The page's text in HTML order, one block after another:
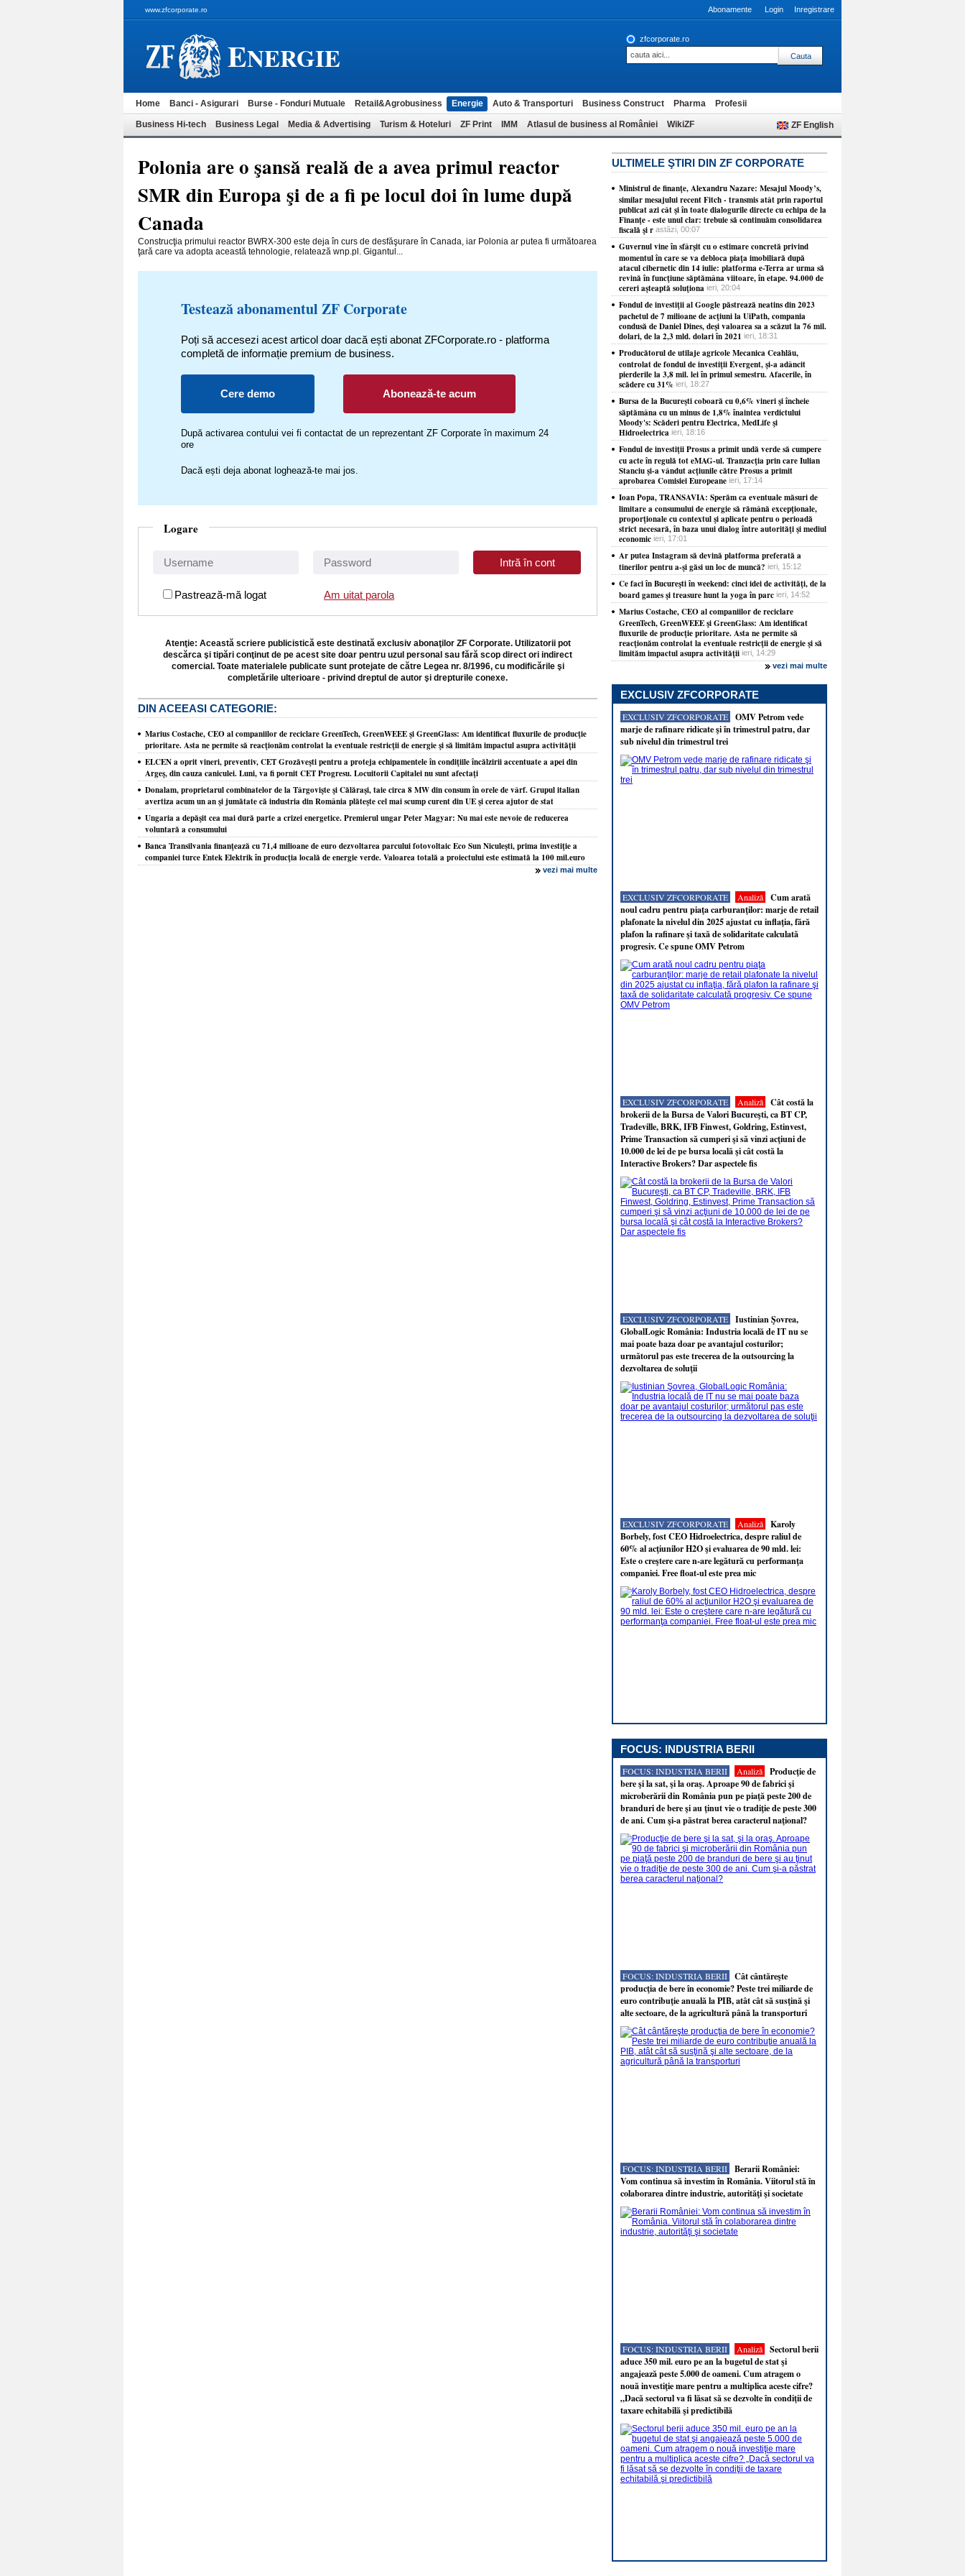
www.zfcorporate.ro Abonamente Login Inregistrare
ENERGIE
zfcorporate.ro
Home Banci - Asigurari Burse - Fonduri Mutuale Retail&Agrobusiness Energie Auto & Transporturi Business Construct Pharma Profesii
Business Hi-tech Business Legal Media & Advertising Turism & Hoteluri ZF Print IMM Atlasul de business al României WikiZF ZF English
Polonia are o şansă reală de a avea primul reactor
SMR din Europa şi de a fi pe locul doi în lume după
Canada
Construcţia primului reactor BWRX-300 este deja în curs de desfăşurare în Canada, iar Polonia ar putea fi următoarea
ţară care va adopta această tehnologie, relatează wnp.pl. Gigantul...
Testează abonamentul ZF Corporate
Poți să accesezi acest articol doar dacă ești abonat ZFCorporate.ro - platforma
completă de informație premium de business.
Cere demo Abonează-te acum
După activarea contului vei fi contactat de un reprezentant ZF Corporate în maximum 24
ore
Dacă ești deja abonat loghează-te mai jos.
Logare
Pastrează-mă logat Am uitat parola
Atenţie: Această scriere publicistică este destinată exclusiv abonaţilor ZF Corporate. Utilizatorii pot
descărca şi tipări conţinut de pe acest site doar pentru uzul personal sau fără scop direct ori indirect
comercial. Toate materialele publicate sunt protejate de către Legea nr. 8/1996, cu modificările şi
completările ulterioare - privind dreptul de autor şi drepturile conexe.
DIN ACEEASI CATEGORIE:
Marius Costache, CEO al companiilor de reciclare GreenTech, GreenWEEE şi GreenGlass: Am identificat fluxurile de producţie
prioritare. Asta ne permite să reacţionăm controlat la eventuale restricţii de energie şi să limităm impactul asupra activităţii
ELCEN a oprit vineri, preventiv, CET Grozăveşti pentru a proteja echipamentele în condiţiile încălzirii accentuate a apei din
Argeş, din cauza caniculei. Luni, va fi pornit CET Progresu. Locuitorii Capitalei nu sunt afectaţi
Donalam, proprietarul combinatelor de la Târgovişte şi Călăraşi, taie circa 8 MW din consum în orele de vârf. Grupul italian
avertiza acum un an şi jumătate că industria din România plăteşte cel mai scump curent din UE şi cerea ajutor de stat
Ungaria a depăşit cea mai dură parte a crizei energetice. Premierul ungar Peter Magyar: Nu mai este nevoie de reducerea
voluntară a consumului
Banca Transilvania finanţează cu 71,4 milioane de euro dezvoltarea parcului fotovoltaic Eco Sun Niculeşti, prima investiţie a
companiei turce Entek Elektrik în producţia locală de energie verde. Valoarea totală a proiectului este estimată la 100 mil.euro
vezi mai multe
ULTIMELE ŞTIRI DIN ZF CORPORATE
Ministrul de finanţe, Alexandru Nazare: Mesajul Moody’s,
similar mesajului recent Fitch - transmis atât prin raportul
publicat azi cât şi în toate dialogurile directe cu echipa de la
Finanţe - este unul clar: trebuie să continuăm consolidarea
fiscală şi r astăzi, 00:07
Guvernul vine în sfârşit cu o estimare concretă privind
momentul în care se va debloca piaţa imobiliară după
atacul cibernetic din 14 iulie: platforma e-Terra ar urma să
revină în funcţiune săptămâna viitoare, în etape. 94.000 de
cereri aşteaptă soluţiona ieri, 20:04
Fondul de investiţii al Google păstrează neatins din 2023
pachetul de 7 milioane de acţiuni la UiPath, compania
condusă de Daniel Dines, deşi valoarea sa a scăzut la 76 mil.
dolari, de la 2,3 mld. dolari în 2021 ieri, 18:31
Producătorul de utilaje agricole Mecanica Ceahlău,
controlat de fondul de investiţii Evergent, şi-a adâncit
pierderile la 3,8 mil. lei în primul semestru. Afacerile, în
scădere cu 31% ieri, 18:27
Bursa de la Bucureşti coboară cu 0,6% vineri şi încheie
săptămâna cu un minus de 1,8% înaintea verdictului
Moody's: Scăderi pentru Electrica, MedLife şi
Hidroelectrica ieri, 18:16
Fondul de investiţii Prosus a primit undă verde să cumpere
cu acte în regulă tot eMAG-ul. Tranzacţia prin care Iulian
Stanciu şi-a vândut acţiunile către Prosus a primit
aprobarea Comisiei Europeane ieri, 17:14
Ioan Popa, TRANSAVIA: Sperăm ca eventuale măsuri de
limitare a consumului de energie să rămână excepţionale,
proporţionale cu contextul şi aplicate pentru o perioadă
strict necesară, în baza unui dialog între autorităţi şi mediul
economic ieri, 17:01
Ar putea Instagram să devină platforma preferată a
tinerilor pentru a-şi găsi un loc de muncă? ieri, 15:12
Ce faci în Bucureşti în weekend: cinci idei de activităţi, de la
board games şi treasure hunt la yoga în parc ieri, 14:52
Marius Costache, CEO al companiilor de reciclare
GreenTech, GreenWEEE şi GreenGlass: Am identificat
fluxurile de producţie prioritare. Asta ne permite să
reacţionăm controlat la eventuale restricţii de energie şi să
limităm impactul asupra activităţii ieri, 14:29
vezi mai multe
EXCLUSIV ZFCORPORATE
EXCLUSIV ZFCORPORATE
OMV Petrom vede
marje de rafinare ridicate şi în trimestrul patru, dar
sub nivelul din trimestrul trei
EXCLUSIV ZFCORPORATE Analiză
Cum arată
noul cadru pentru piaţa carburanţilor: marje de retail
plafonate la nivelul din 2025 ajustat cu inflaţia, fără
plafon la rafinare şi taxă de solidaritate calculată
progresiv. Ce spune OMV Petrom
EXCLUSIV ZFCORPORATE Analiză
Cât costă la
brokerii de la Bursa de Valori Bucureşti, ca BT CP,
Tradeville, BRK, IFB Finwest, Goldring, Estinvest,
Prime Transaction să cumperi şi să vinzi acţiuni de
10.000 de lei de pe bursa locală şi cât costă la
Interactive Brokers? Dar aspectele fis
EXCLUSIV ZFCORPORATE
Iustinian Şovrea,
GlobalLogic România: Industria locală de IT nu se
mai poate baza doar pe avantajul costurilor;
următorul pas este trecerea de la outsourcing la
dezvoltarea de soluţii
EXCLUSIV ZFCORPORATE Analiză
Karoly
Borbely, fost CEO Hidroelectrica, despre raliul de
60% al acţiunilor H2O şi evaluarea de 90 mld. lei:
Este o creştere care n-are legătură cu performanţa
companiei. Free float-ul este prea mic
FOCUS: INDUSTRIA BERII
FOCUS: INDUSTRIA BERII Analiză
Producţie de
bere şi la sat, şi la oraş. Aproape 90 de fabrici şi
microberării din România pun pe piaţă peste 200 de
branduri de bere şi au ţinut vie o tradiţie de peste 300
de ani. Cum şi-a păstrat berea caracterul naţional?
FOCUS: INDUSTRIA BERII
Cât cântăreşte
producţia de bere în economie? Peste trei miliarde de
euro contribuţie anuală la PIB, atât cât să susţină şi
alte sectoare, de la agricultură până la transporturi
FOCUS: INDUSTRIA BERII
Berarii României:
Vom continua să investim în România. Viitorul stă în
colaborarea dintre industrie, autorităţi şi societate
FOCUS: INDUSTRIA BERII Analiză
Sectorul berii
aduce 350 mil. euro pe an la bugetul de stat şi
angajează peste 5.000 de oameni. Cum atragem o
nouă investiţie mare pentru a multiplica aceste cifre?
„Dacă sectorul va fi lăsat să se dezvolte în condiţii de
taxare echitabilă şi predictibilă